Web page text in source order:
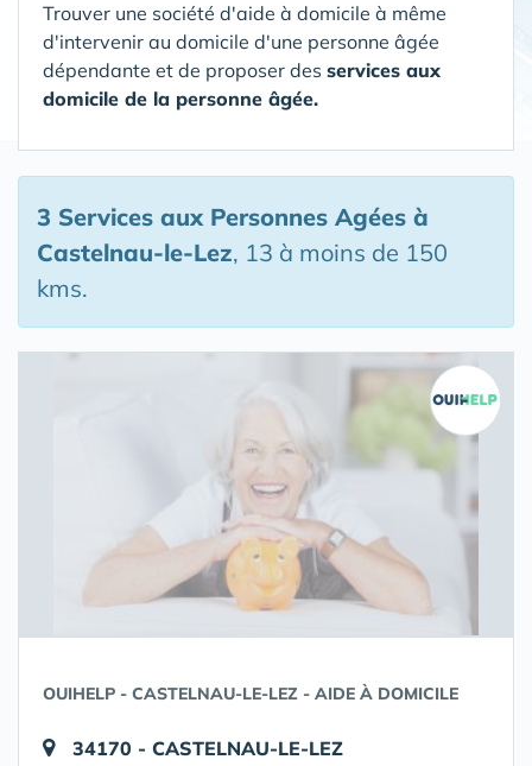
Trouver une société d'aide à domicile à même
d'intervenir au domicile d'une personne âgée
dépendante et de proposer des services aux
domicile de la personne âgée.
3 Services aux Personnes Agées à
Castelnau-le-Lez, 13 à moins de 150
kms.
OUIHELP - CASTELNAU-LE-LEZ - AIDE À DOMICILE
34170 - CASTELNAU-LE-LEZ